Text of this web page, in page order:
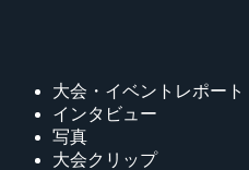
大会・イベントレポート
インタビュー
写真
大会クリップ